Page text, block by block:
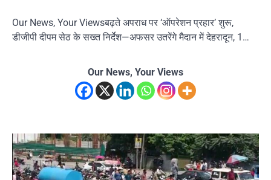
Our News, Your Viewsबढ़ते अपराध पर ‘ऑपरेशन प्रहार’ शुरू,
डीजीपी दीपम सेठ के सख्त निर्देश—अफसर उतरेंगे मैदान में देहरादून, 1…
Our News, Your Views